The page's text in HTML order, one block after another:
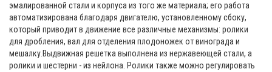
эмалированной стали и корпуса из того же материала; его работа
автоматизирована благодаря двигателю, установленному сбоку,
который приводит в движение все различные механизмы: ролики
для дробления, вал для отделения плодоножек от винограда и
мешалку.Выдвижная решетка выполнена из нержавеющей стали, а
ролики и шестерни - из нейлона. Ролики также можно регулировать